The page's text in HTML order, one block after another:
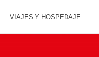
VIAJES Y HOSPEDAJE